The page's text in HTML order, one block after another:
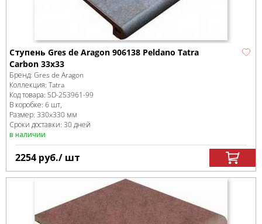
Ступень Gres de Aragon 906138 Peldano Tatra
Carbon 33x33
Бренд: Gres de Aragon
Коллекция: Tatra
Код товара: SD-253961-99
В коробке: 6 шт,
Размер: 330x330 мм
Сроки доставки: 30 дней
в наличии
2254 руб./ шт